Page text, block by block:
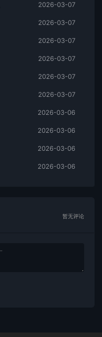
2026-03-07
2026-03-07
2026-03-07
2026-03-07
2026-03-07
2026-03-07
2026-03-06
2026-03-06
2026-03-06
2026-03-06
暂无评论